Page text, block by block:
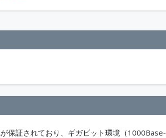
保証されており、ギガビット環境（1000Base-